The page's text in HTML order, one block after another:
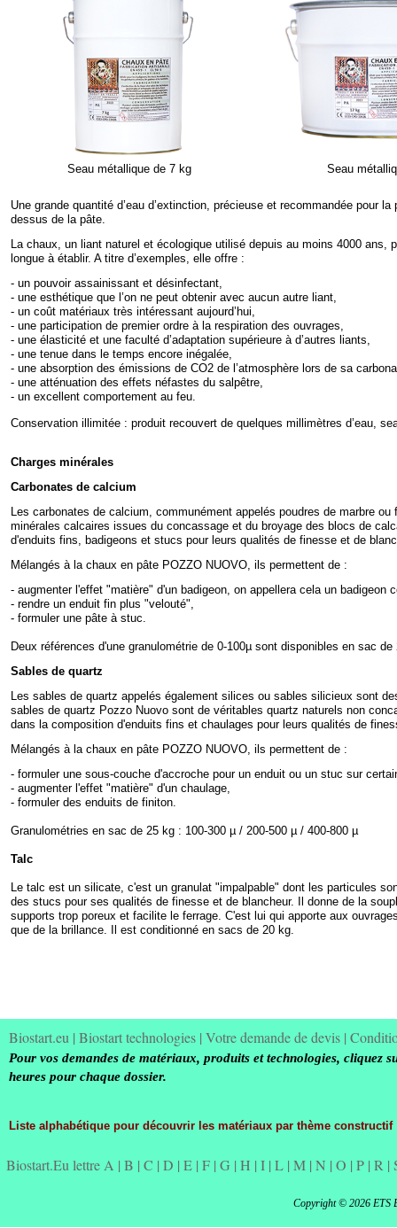
Une grande quantité d’eau d’extinction, précieuse et recommandée pour
dessus de la pâte.
La chaux, un liant naturel et écologique utilisé depuis au moins 4000
longue à établir. A titre d’exemples, elle offre :
- un pouvoir assainissant et désinfectant,
- une esthétique que l’on ne peut obtenir avec aucun autre liant,
- un coût matériaux très intéressant aujourd’hui,
- une participation de premier ordre à la respiration des ouvrages,
- une élasticité et une faculté d’adaptation supérieure à d’autres liants,
- une tenue dans le temps encore inégalée,
- une absorption des émissions de CO2 de l’atmosphère lors de sa
- une atténuation des effets néfastes du salpêtre,
- un excellent comportement au feu.
Conservation illimitée : produit recouvert de quelques millimètres d’eau,
Seau métallique de 7 kg Seau
Charges minérales
Carbonates de calcium
Les carbonates de calcium, communément appelés poudres de marbre
minérales calcaires issues du concassage et du broyage des blocs de
d'enduits fins, badigeons et stucs pour leurs qualités de finesse et de
Mélangés à la chaux en pâte POZZO NUOVO, ils permettent de :
- augmenter l'effet "matière" d'un badigeon, on appellera cela un badigeon
- rendre un enduit fin plus "velouté",
- formuler une pâte à stuc.
Deux références d'une granulométrie de 0-100µ sont disponibles en sac
Sables de quartz
Les sables de quartz appelés également silices ou sables silicieux sont
sables de quartz Pozzo Nuovo sont de véritables quartz naturels non
dans la composition d'enduits fins et chaulages pour leurs qualités de
Mélangés à la chaux en pâte POZZO NUOVO, ils permettent de :
- formuler une sous-couche d'accroche pour un enduit ou un stuc sur
- augmenter l'effet "matière" d'un chaulage,
- formuler des enduits de finiton.
Granulométries en sac de 25 kg : 100-300 µ / 200-500 µ / 400-800 µ
Talc
Le talc est un silicate, c'est un granulat "impalpable" dont les particules
des stucs pour ses qualités de finesse et de blancheur. Il donne de la
supports trop poreux et facilite le ferrage. C'est lui qui apporte aux
que de la brillance. Il est conditionné en sacs de 20 kg.
Pour vos demandes de matériaux, produits et technologies, cliquez
heures pour chaque dossier.
Biostart.eu | Biostart technologies | Votre demande de devis |
Liste alphabétique pour découvrir les matériaux par thème constructif
Biostart.Eu lettre A | B | C | D | E | F | G | H | I | L | M | N | O | P | R |
Copyright © 2026 ETS